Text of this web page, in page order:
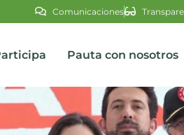
Comunicaciones
Pauta con nosotros